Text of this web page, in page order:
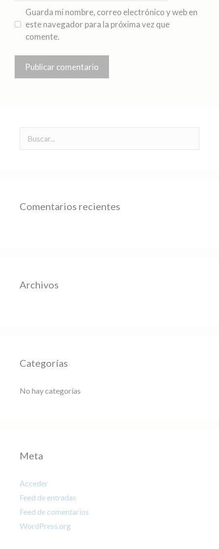
Guarda mi nombre, correo electrónico y web en
este navegador para la próxima vez que
comente.
Comentarios recientes
Archivos
Categorías
No hay categorías
Meta
Acceder
Feed de entradas
Feed de comentarios
WordPress.org